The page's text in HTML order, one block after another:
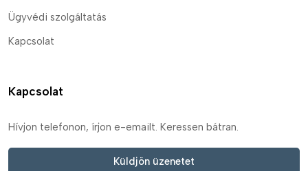
Ügyvédi szolgáltatás
Kapcsolat
Kapcsolat
Hívjon telefonon, írjon e-emailt. Keressen bátran.
Küldjön üzenetet